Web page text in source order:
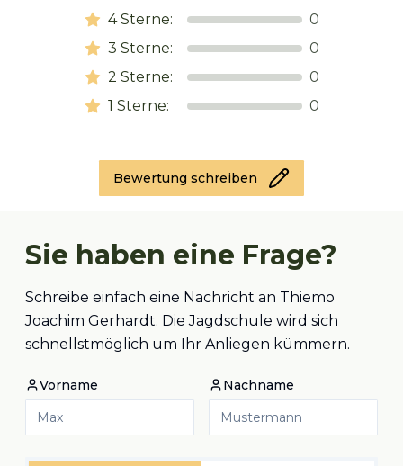
4Sterne:
0
3 Sterne:
0
2 Sterne:
0
1 Sterne: 0
Bewertung schreiben
Sie haben eine Frage?
Schreibe einfach eine Nachricht an Thiemo
Joachim Gerhardt. Die Jagdschule wird sich
schnellstmöglich um Ihr Anliegen kümmern.
Vorname Nachname